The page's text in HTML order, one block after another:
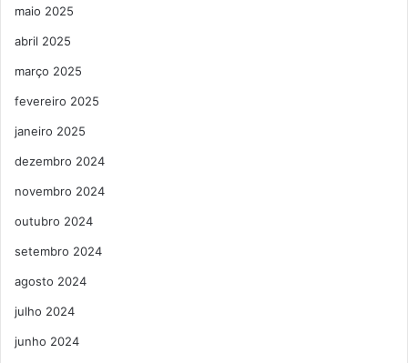
maio 2025
abril 2025
março 2025
fevereiro 2025
janeiro 2025
dezembro 2024
novembro 2024
outubro 2024
setembro 2024
agosto 2024
julho 2024
junho 2024